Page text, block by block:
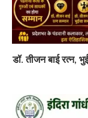
डॉ. तीजन बाई रत्न,